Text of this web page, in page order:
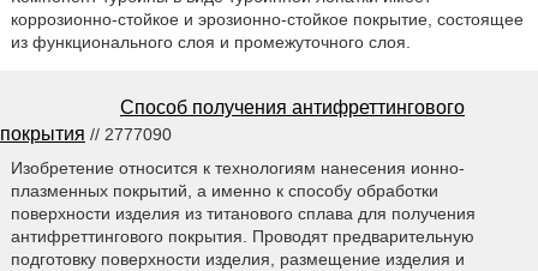
коррозионно-стойкое и эрозионно-стойкое покрытие, состоящее
из функционального слоя и промежуточного слоя.
Способ получения антифреттингового
покрытия // 2777090
Изобретение относится к технологиям нанесения ионно-
плазменных покрытий, а именно к способу обработки
поверхности изделия из титанового сплава для получения
антифреттингового покрытия. Проводят предварительную
подготовку поверхности изделия, размещение изделия и